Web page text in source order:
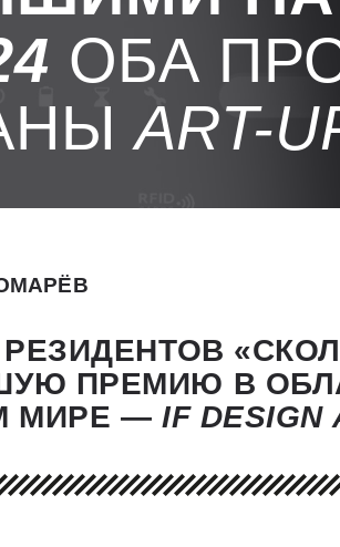
ОБА
ART-
ПРЕМИЮ В
МИРЕ — IF DESIGN